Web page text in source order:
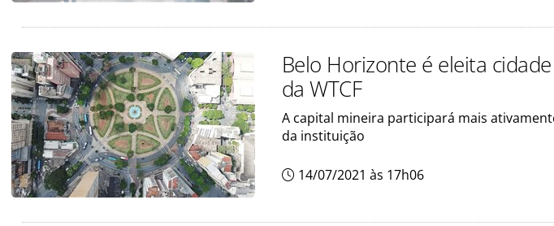
Belo Horizonte é eleita
da WTCF
A capital mineira participará mais
da instituição
14/07/2021 às 17h06